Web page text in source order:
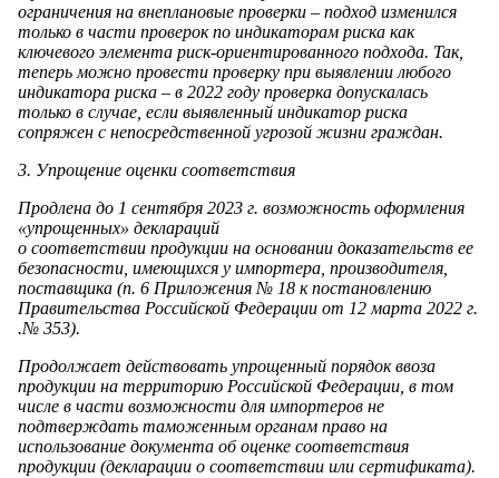
ограничения на внеплановые проверки – подход изменился
только в части проверок по индикаторам риска как
ключевого элемента риск-ориентированного подхода. Так,
теперь можно провести проверку при выявлении любого
индикатора риска – в 2022 году проверка допускалась
только в случае, если выявленный индикатор риска
сопряжен с непосредственной угрозой жизни граждан.
3. Упрощение оценки соответствия
Продлена до 1 сентября 2023 г. возможность оформления
«упрощенных» деклараций
о соответствии продукции на основании доказательств ее
безопасности, имеющихся у импортера, производителя,
поставщика (п. 6 Приложения № 18 к постановлению
Правительства Российской Федерации от 12 марта 2022 г.
.№ 353).
Продолжает действовать упрощенный порядок ввоза
продукции на территорию Российской Федерации, в том
числе в части возможности для импортеров не
подтверждать таможенным органам право на
использование документа об оценке соответствия
продукции (декларации о соответствии или сертификата).